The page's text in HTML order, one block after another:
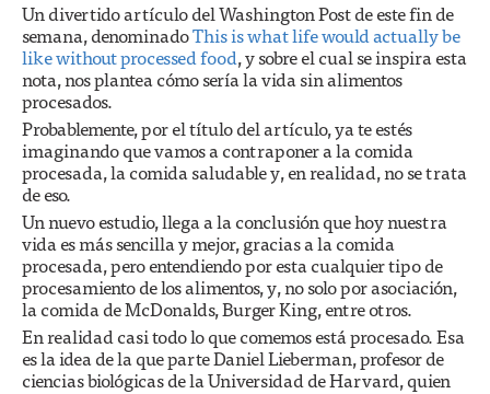
Un divertido artículo del Washington Post de este fin de
semana, denominadoThis is what life would actually be
like without processed food, y sobre el cual se inspira esta
nota, nos plantea cómo sería la vida sin alimentos
procesados.
Probablemente, por el título del artículo, ya te estés
imaginando que vamos a contraponer a la comida
procesada, la comida saludable y, en realidad, no se trata
de eso.
Un nuevo estudio, llega a la conclusión que hoy nuestra
vida es más sencilla y mejor, gracias a la comida
procesada, pero entendiendo por esta cualquier tipo de
procesamiento de los alimentos, y, no solo por asociación,
la comida de McDonalds, Burger King, entre otros.
En realidad casi todo lo que comemos está procesado. Esa
es la idea de la que parte Daniel Lieberman, profesor de
ciencias biológicas de la Universidad de Harvard, quien